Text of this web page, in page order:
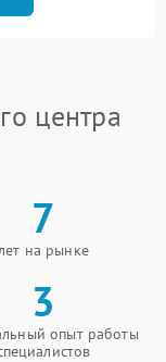
центра
7
на рынке
3
опыт работы